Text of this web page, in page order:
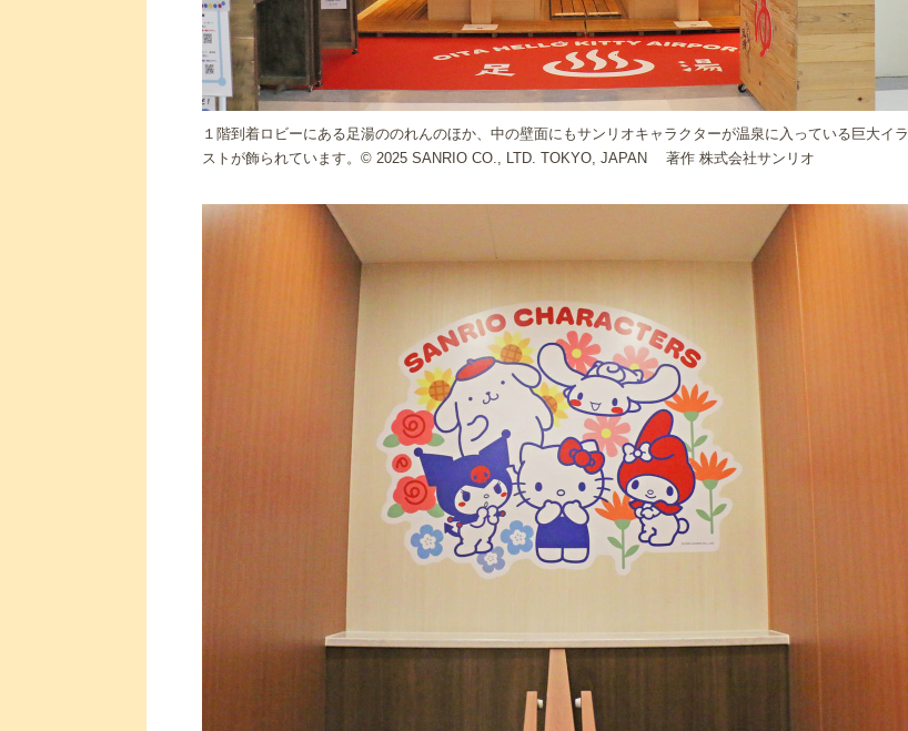
１階到着ロビーにある足湯ののれんのほか、中の壁面にもサンリオキャラクターが温泉に入っている巨大イラ
ストが飾られています。© 2025 SANRIO CO., LTD. TOKYO, JAPAN 著作 株式会社サンリオ